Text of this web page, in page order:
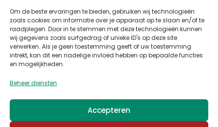
Om de beste ervaringen te bieden, gebruiken wij technologieën
zoals cookies om informatie over je apparaat op te slaan en/of te
raadplegen. Door in te stemmen met deze technologieën kunnen
wij gegevens zoals surfgedrag of unieke ID's op deze site
verwerken. Als je geen toestemming geeft of uw toestemming
intrekt, kan dit een nadelige invloed hebben op bepaalde functies
en mogelijkheden.
Beheer diensten
Accepteren
3628 GD Kockengen
Nederland
+31 (0)346 242 114
info@seehoo.nl